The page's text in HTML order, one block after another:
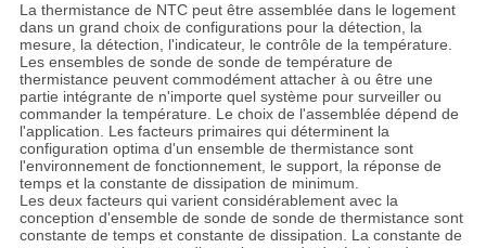
La thermistance de NTC peut être assemblée dans le logement
dans un grand choix de configurations pour la détection, la
mesure, la détection, l'indicateur, le contrôle de la température.
Les ensembles de sonde de sonde de température de
thermistance peuvent commodément attacher à ou être une
partie intégrante de n'importe quel système pour surveiller ou
commander la température. Le choix de l'assemblée dépend de
l'application. Les facteurs primaires qui déterminent la
configuration optima d'un ensemble de thermistance sont
l'environnement de fonctionnement, le support, la réponse de
temps et la constante de dissipation de minimum.
Les deux facteurs qui varient considérablement avec la
conception d'ensemble de sonde de sonde de thermistance sont
constante de temps et constante de dissipation. La constante de